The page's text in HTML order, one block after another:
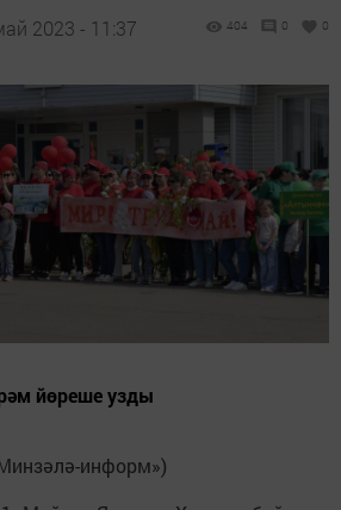
2023 - 11:37 404 0 0
йөреше узды
информ»)